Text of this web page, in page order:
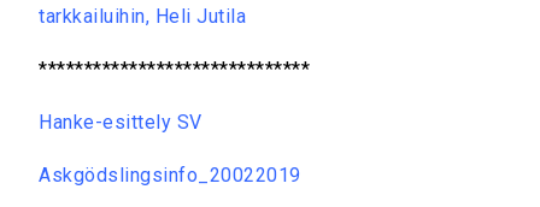
tarkkailuihin, Heli Jutila
******************************
Hanke-esittely SV
Askgödslingsinfo_20022019